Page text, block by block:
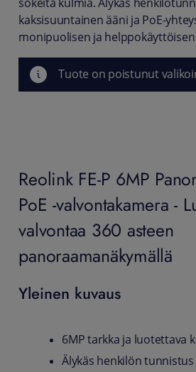
sokeita kulmia. Älykäs
kaksisuuntainen ääni ja PoE-
monipuolisen ja
Tuote on poistunut
Reolink FE-P 6MP
PoE -valvontakamera -
valvontaa 360 asteen
panoraamanäkymällä
Yleinen kuvaus
6MP tarkka ja luotettava
Älykäs henkilön tunnistus